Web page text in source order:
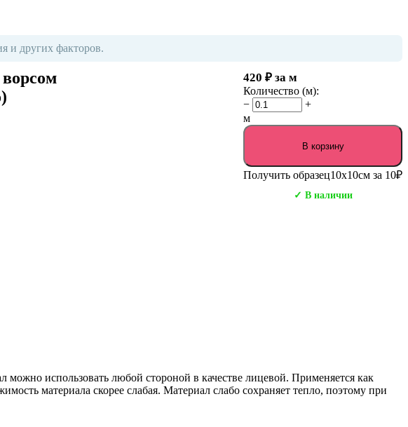
и других факторов.
420 ₽ за м
Количество (м):
−
+
м
В корзину
Получить образец10х10см за 10₽
✓ В наличии
использовать любой стороной в качестве лицевой. Применяется как
материала скорее слабая. Материал слабо сохраняет тепло, поэтому при